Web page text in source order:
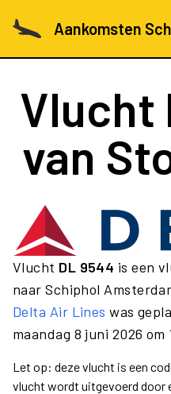
Aankomsten
Vlucht
van
Vlucht DL 9544 is een
naar Schiphol
Delta Air Lines was
maandag 8 juni 2026 om
Let op: deze vlucht is een
vlucht wordt uitgevoerd door